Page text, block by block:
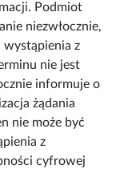
Podmiot
niezwłocznie,
wystąpienia z
nie jest
informuje o
żądania
nie może być
z
cyfrowej